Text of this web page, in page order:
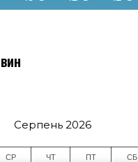
Серпень 2026
СР ЧТ ПТ СБ